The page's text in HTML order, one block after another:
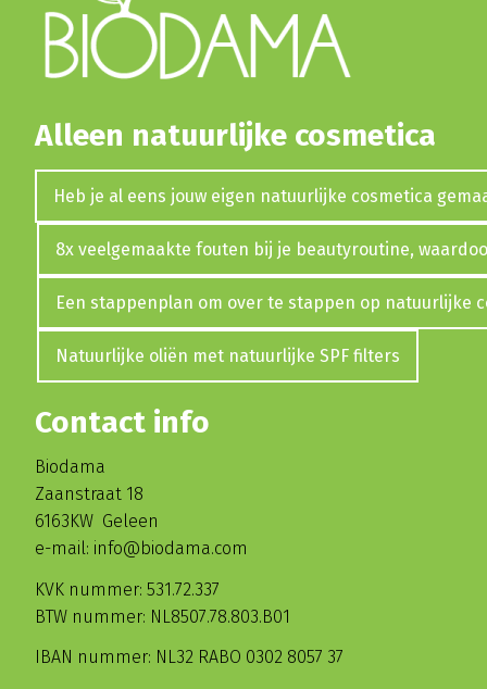
Alleen natuurlijke cosmetica
Heb je al eens jouw eigen natuurlijke cosmetica
8x veelgemaakte fouten bij je beautyroutine,
Een stappenplan om over te stappen op natuurlijke
Natuurlijke oliën met natuurlijke SPF filters
Contact info
Biodama
Zaanstraat 18
6163KW Geleen
e-mail: info@biodama.com
KVK nummer: 531.72.337
BTW nummer: NL8507.78.803.B01
IBAN nummer: NL32 RABO 0302 8057 37